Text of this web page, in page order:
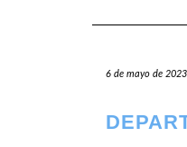
6 de mayo de 2023